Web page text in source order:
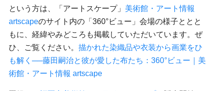
という方は、「アートスケープ」 美術館・アート情報
artscapeのサイト内の「360°ビュー」会場の様子ととと
もに、経緯やみどころも掲載していただいています。ぜ
ひ、ご覧ください。 描かれた染織品や衣装から画業をひ
も解く──藤田嗣治と彼が愛した布たち：360°ビュー｜美
術館・アート情報 artscape